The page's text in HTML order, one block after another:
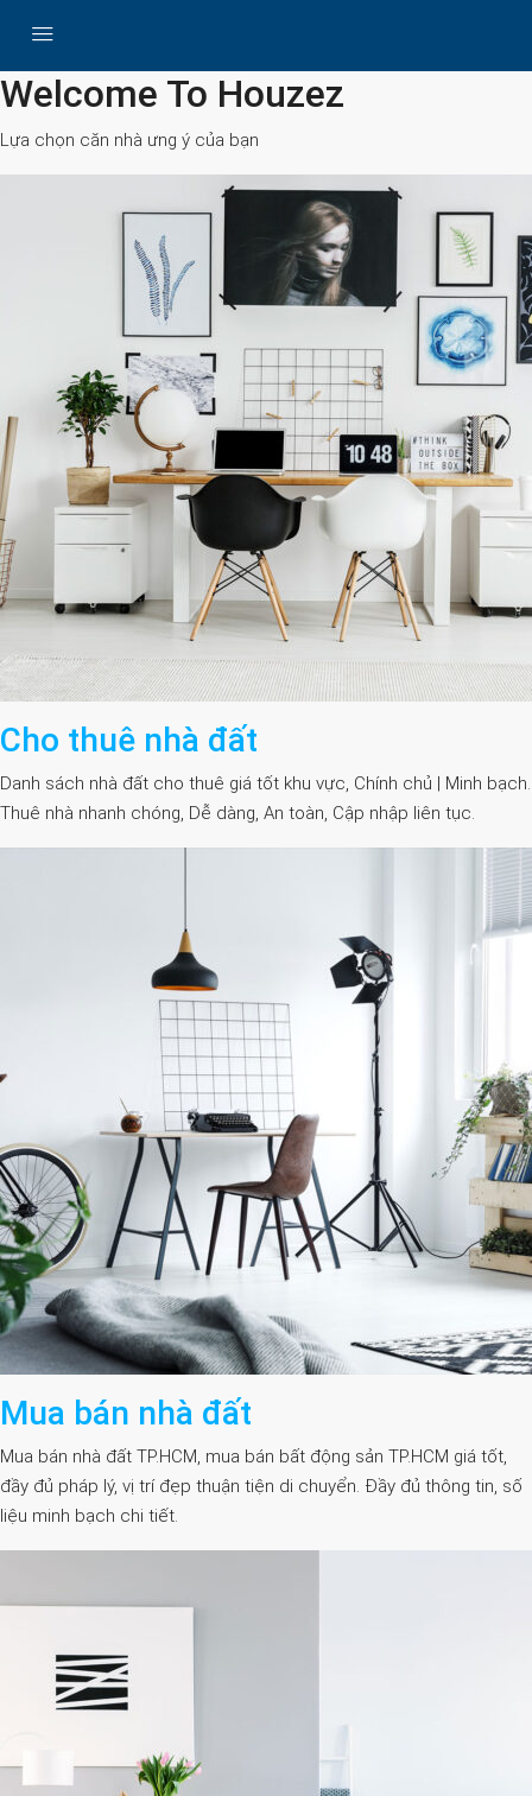
Search
Welcome To Houzez
Lựa chọn căn nhà ưng ý của bạn
Cho thuê nhà đất
Danh sách nhà đất cho thuê giá tốt khu vực, Chính chủ | Minh bạch.
Thuê nhà nhanh chóng, Dễ dàng, An toàn, Cập nhập liên tục.
Mua bán nhà đất
Mua bán nhà đất TP.HCM, mua bán bất động sản TP.HCM giá tốt,
đầy đủ pháp lý, vị trí đẹp thuận tiện di chuyển. Đầy đủ thông tin, số
liệu minh bạch chi tiết.